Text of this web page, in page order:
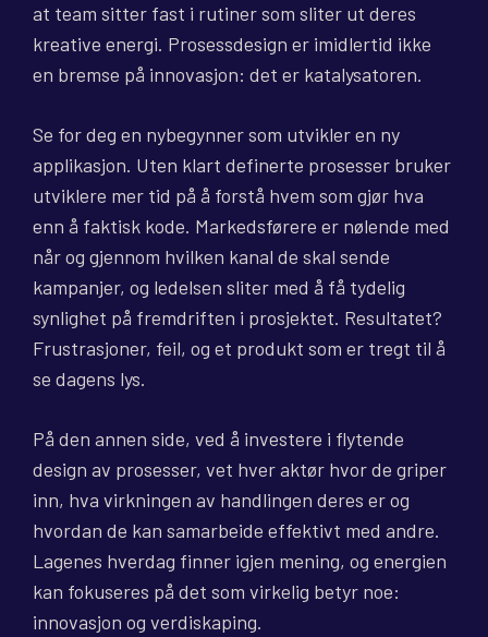
at team sitter fast i rutiner som sliter ut deres
kreative energi. Prosessdesign er imidlertid ikke
en bremse på innovasjon: det er katalysatoren.
Se for deg en nybegynner som utvikler en ny
applikasjon. Uten klart definerte prosesser bruker
utviklere mer tid på å forstå hvem som gjør hva
enn å faktisk kode. Markedsførere er nølende med
når og gjennom hvilken kanal de skal sende
kampanjer, og ledelsen sliter med å få tydelig
synlighet på fremdriften i prosjektet. Resultatet?
Frustrasjoner, feil, og et produkt som er tregt til å
se dagens lys.
På den annen side, ved å investere i flytende
design av prosesser, vet hver aktør hvor de griper
inn, hva virkningen av handlingen deres er og
hvordan de kan samarbeide effektivt med andre.
Lagenes hverdag finner igjen mening, og energien
kan fokuseres på det som virkelig betyr noe:
innovasjon og verdiskaping.